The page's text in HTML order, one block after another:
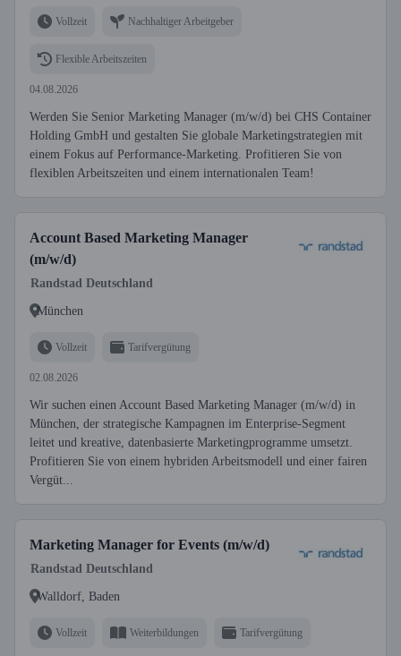
Vollzeit Nachhaltiger Arbeitgeber
Flexible Arbeitszeiten
04.08.2026
Werden Sie Senior Marketing Manager (m/w/d) bei CHS Container
Holding GmbH und gestalten Sie globale Marketingstrategien mit
einem Fokus auf Performance-Marketing. Profitieren Sie von
flexiblen Arbeitszeiten und einem internationalen Team!
Account Based Marketing Manager
(m/w/d)
Randstad Deutschland
München
Vollzeit Tarifvergütung
02.08.2026
Wir suchen einen Account Based Marketing Manager (m/w/d) in
München, der strategische Kampagnen im Enterprise-Segment
leitet und kreative, datenbasierte Marketingprogramme umsetzt.
Profitieren Sie von einem hybriden Arbeitsmodell und einer fairen
Vergüt...
Marketing Manager for Events (m/w/d)
Randstad Deutschland
Walldorf, Baden
Vollzeit Weiterbildungen Tarifvergütung